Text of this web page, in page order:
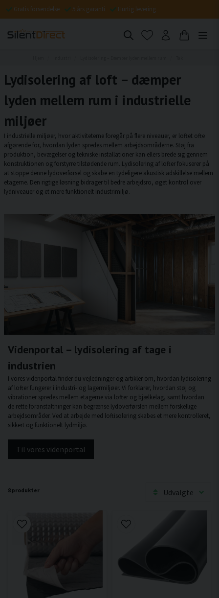
Gratis forsendelse 5 års garanti Hurtig levering
Lydisolering af loft – dæmper
lyden mellem rum i industrielle
miljøer
I industrielle miljøer, hvor aktiviteterne foregår på flere niveauer, er loftet ofte
afgørende for, hvordan lyden spredes mellem arbejdsområderne. Støj fra
produktion, bevægelser og tekniske installationer kan ellers brede sig gennem
konstruktionen og forstyrre tilstødende rum. Lydisolering af lofter fokuserer på
at stoppe denne lydoverførsel og skabe en tydeligere akustisk adskillelse mellem
etagerne. Den rigtige løsning bidrager til bedre arbejdsro, øget kontrol over
lydniveauer og et mere funktionelt industrimiljø.
Videnportal – lydisolering af tage i
industrien
I vores videnportal finder du vejledninger og artikler om, hvordan lydisolering
af lofter fungerer i industri- og lagermiljøer. Vi forklarer, hvordan støj og
vibrationer spredes mellem etagerne via lofter og bjælkelag, samt hvordan
de rette foranstaltninger kan begrænse lydoverførslen mellem forskellige
arbejdsområder. Ved at arbejde med loftisolering skabes et mere kontrolleret,
sikkert og funktionelt lydmiljø.
Til vores videnportal
8 produkter Udvalgte